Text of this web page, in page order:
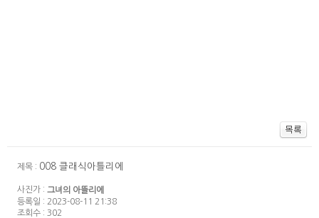
제목 : 008 클래식아틀리에
사진가 : 그녀의 아뜰리에
등록일 : 2023-08-11 21:38
조회수 : 302